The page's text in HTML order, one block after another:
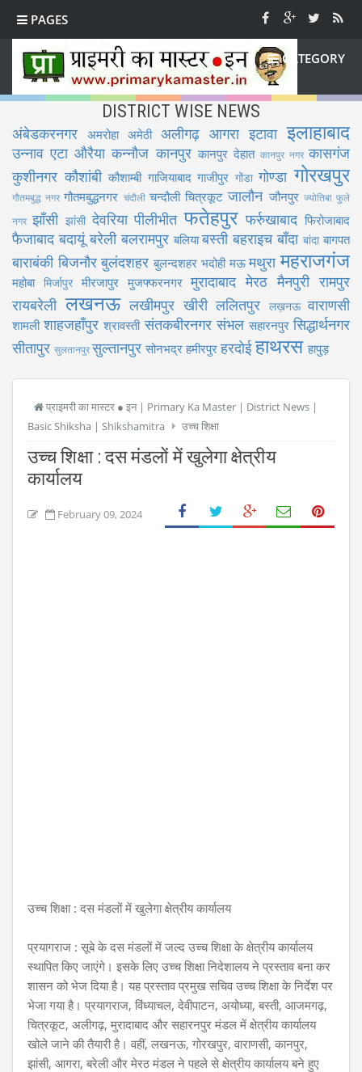
PAGES
CATEGORY
DISTRICT WISE NEWS
अंबेडकरनगर अमरोहा अमेठी अलीगढ़ आगरा इटावा इलाहाबाद
उन्नाव एटा औरैया कन्नौज कानपुर कानपुर देहात कानपुर नगर कासगंज
कुशीनगर कौशांबी कौशाम्बी गाजियाबाद गाजीपुर गोंडा गोण्डा गोरखपुर
गौतमबुद्ध नगर गौतमबुद्धनगर चंदौली चन्दौली चित्रकूट जालौन जौनपुर ज्योतिबा फुले
नगर झाँसी झांसी देवरिया पीलीभीत फतेहपुर फर्रुखाबाद फिरोजाबाद
फैजाबाद बदायूं बरेली बलरामपुर बलिया बस्ती बहराइच बाँदा बांदा बागपत
बाराबंकी बिजनौर बुलंदशहर बुलन्दशहर भदोही मऊ मथुरा महराजगंज
महोबा मिर्जापुर मीरजापुर मुजफ्फरनगर मुरादाबाद मेरठ मैनपुरी रामपुर
रायबरेली लखनऊ लखीमपुर खीरी ललितपुर लख़नऊ वाराणसी
शामली शाहजहाँपुर श्रावस्ती संतकबीरनगर संभल सहारनपुर सिद्धार्थनगर
सीतापुर सुलतानपुरसुल्तानपुर सोनभद्र हमीरपुर हरदोई हाथरस हापुड़
प्राइमरी का मास्टर ● इन | Primary Ka Master | District News |
Basic Shiksha | Shikshamitra
उच्च शिक्षा
उच्च शिक्षा : दस मंडलों में खुलेगा क्षेत्रीय
कार्यालय
February 09, 2024
उच्च शिक्षा : दस मंडलों में खुलेगा क्षेत्रीय कार्यालय
प्रयागराज : सूबे के दस मंडलों में जल्द उच्च शिक्षा के क्षेत्रीय कार्यालय
स्थापित किए जाएंगे। इसके लिए उच्च शिक्षा निदेशालय ने प्रस्ताव बना कर
शासन को भेज दिया है। यह प्रस्ताव प्रमुख सचिव उच्च शिक्षा के निर्देश पर
भेजा गया है। प्रयागराज, विंध्याचल, देवीपाटन, अयोध्या, बस्ती, आजमगढ़,
चित्रकूट, अलीगढ़, मुरादाबाद और सहारनपुर मंडल में क्षेत्रीय कार्यालय
खोले जाने की तैयारी है। वहीं, लखनऊ, गोरखपुर, वाराणसी, कानपुर,
झांसी, आगरा, बरेली और मेरठ मंडल ने पहले से क्षेत्रीय कार्यालय बने हुए